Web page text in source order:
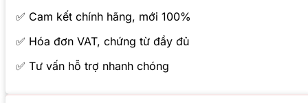
✅ Cam kết chính hãng, mới 100%
✅ Hóa đơn VAT, chứng từ đầy đủ
✅ Tư vấn hỗ trợ nhanh chóng